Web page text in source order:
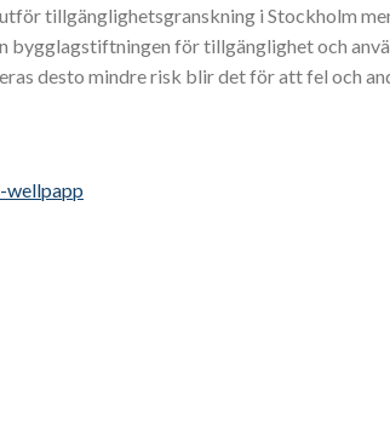
tillgänglighetsgranskning i Stockholm
bygglagstiftningen för tillgänglighet och
desto mindre risk blir det för att fel och